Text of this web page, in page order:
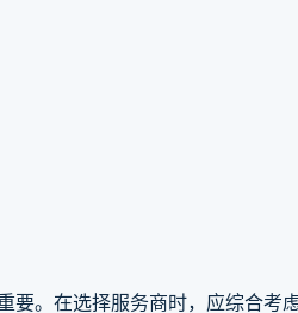
要。在选择服务商时，应综合考